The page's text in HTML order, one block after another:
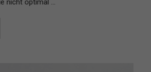
nicht optimal …